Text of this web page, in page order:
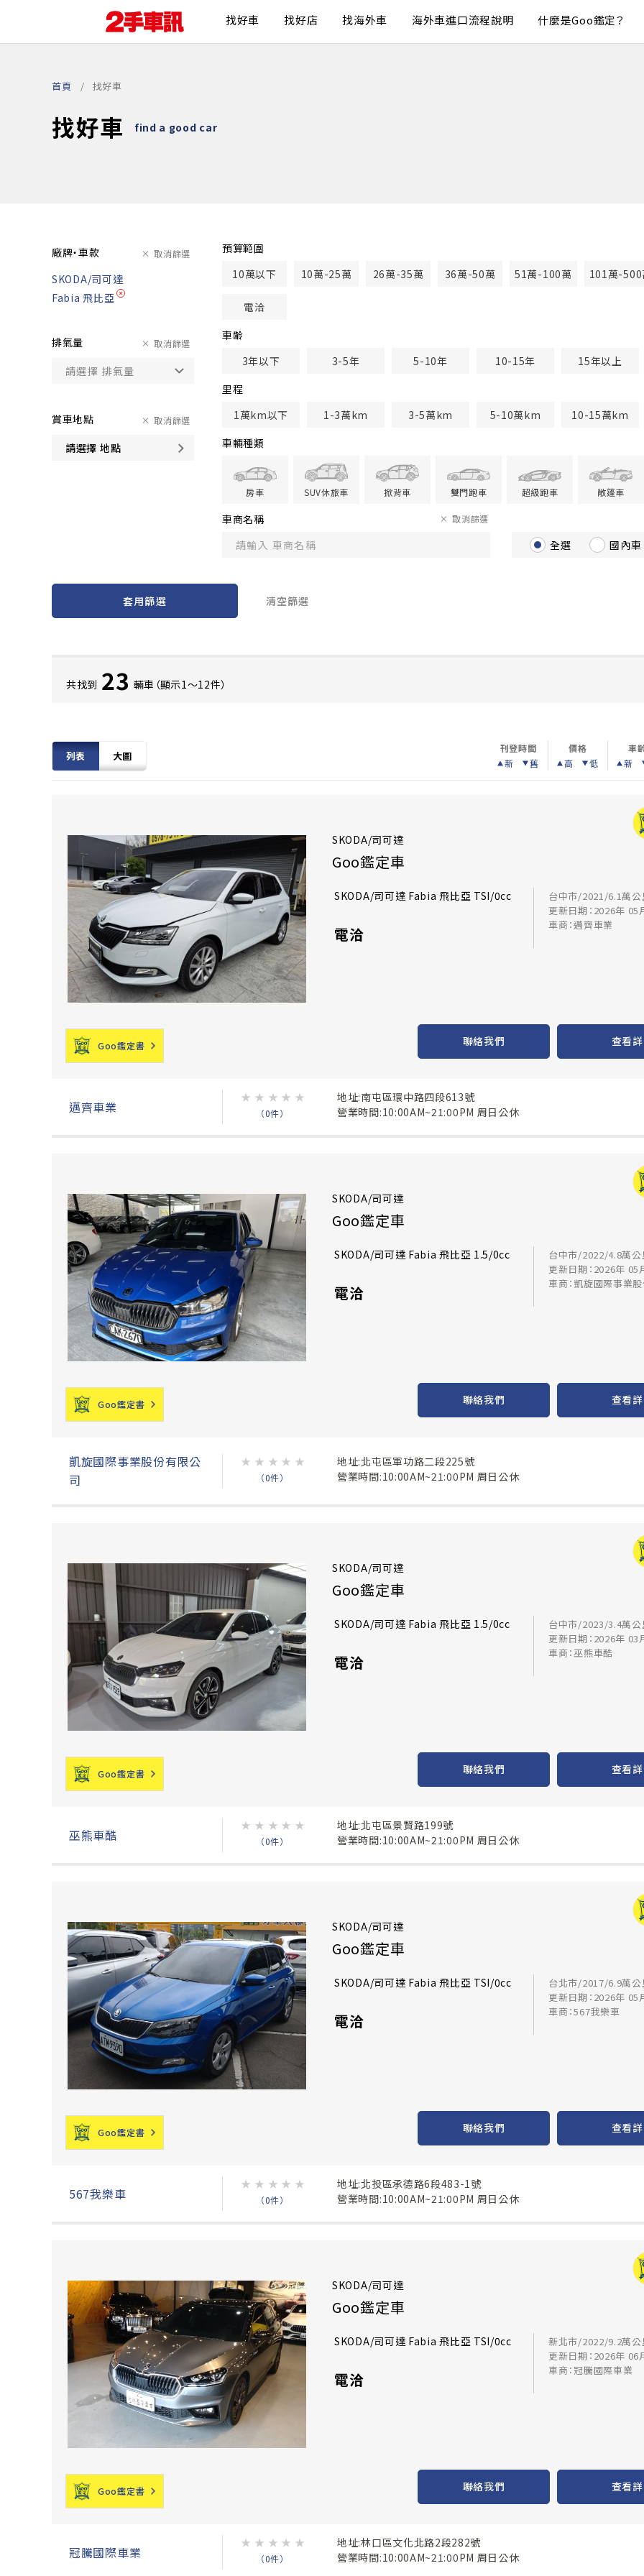
找好車 找好店 找海外車 海外車進口流程說明 什麼是Goo鑑定？
首頁 找好車
找好車 find a good car
廠牌・車款 取消篩選
SKODA/司可達
Fabia 飛比亞
排氣量 取消篩選
賞車地點
請選擇 地點
取消篩選
預算範圍
10萬以下
10萬-25萬 26萬-35萬 36萬-50萬 51萬-100萬 101萬-500
電洽
車齢
3年以下
3-5年 5-10年 10-15年
15年以上
里程
1萬km以下
1-3萬km 3-5萬km 5-10萬km
10-15萬km
車輛種類
房車 SUV休旅車 掀背車 雙門跑車 超級跑車 敞篷車
車商名稱 取消篩選
全選 國內車
套用篩選 清空篩選
共找到 23 輛車（顯示1〜12件）
列表 大圖
刊登時間
新
舊
價格
高
低
車
新
SKODA/司可達
Goo鑑定車
SKODA/司可達 Fabia 飛比亞 TSI/0cc
電洽
台中市/2021/6.1萬公
更新日期：2026年 05
車商：邁齊車業
Goo鑑定書 聯絡我們 查看
邁齊車業
★ ★ ★ ★ ★
（0件）
地址:南屯區環中路四段613號
營業時間:10:00AM~21:00PM 周日公休
SKODA/司可達
Goo鑑定車
SKODA/司可達 Fabia 飛比亞 1.5/0cc
電洽
台中市/2022/4.8萬公
更新日期：2026年 05
車商：凱旋國際事業
Goo鑑定書 聯絡我們 查看
凱旋國際事業股份有限公
司
★ ★ ★ ★ ★
（0件）
地址:北屯區軍功路二段225號
營業時間:10:00AM~21:00PM 周日公休
SKODA/司可達
Goo鑑定車
SKODA/司可達 Fabia 飛比亞 1.5/0cc
電洽
台中市/2023/3.4萬公
更新日期：2026年 03
車商：巫熊車酷
Goo鑑定書 聯絡我們 查看
巫熊車酷
★ ★ ★ ★ ★
（0件）
地址:北屯區景賢路199號
營業時間:10:00AM~21:00PM 周日公休
SKODA/司可達
Goo鑑定車
SKODA/司可達 Fabia 飛比亞 TSI/0cc
電洽
台北市/2017/6.9萬公
更新日期：2026年 05
車商：567我樂車
Goo鑑定書 聯絡我們 查看
567我樂車
★ ★ ★ ★ ★
（0件）
地址:北投區承德路6段483-1號
營業時間:10:00AM~21:00PM 周日公休
SKODA/司可達
Goo鑑定車
SKODA/司可達 Fabia 飛比亞 TSI/0cc
電洽
新北市/2022/9.2萬公
更新日期：2026年 06
車商：冠騰國際車業
Goo鑑定書 聯絡我們 查看
冠騰國際車業
★ ★ ★ ★ ★
（0件）
地址:林口區文化北路2段282號
營業時間:10:00AM~21:00PM 周日公休